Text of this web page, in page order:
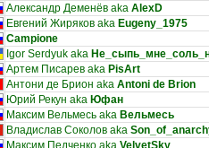
Александр Деменёв aka AlexD
Евгений Жиряков aka Eugeny_1975
Campione
Igor Serdyuk aka
Артем Писарев aka PisArt
Антони де Брион aka Antoni de Brion
Юрий Рекун aka Юфан
Максим Вельмесь aka Вельмесь
Владислав Соколов aka
Максим Педченко aka VelvetSky